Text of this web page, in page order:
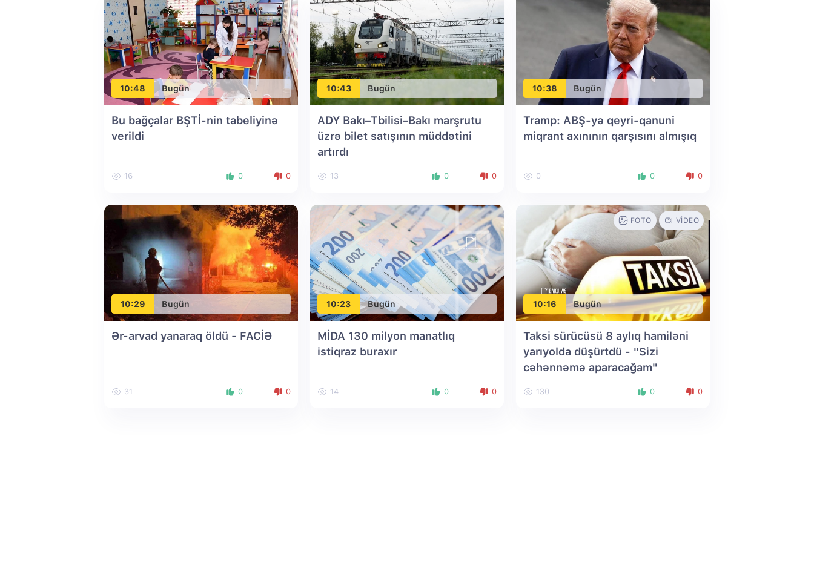
10:48 Bugün
Bu bağçalar BŞTİ-nin tabeliyinə
verildi
16 0 0
10:43 Bugün
ADY Bakı–Tbilisi–Bakı marşrutu
üzrə bilet satışının müddətini
artırdı
13 0 0
10:38 Bugün
Tramp: ABŞ-yə qeyri-qanuni
miqrant axınının qarşısını almışıq
0 0 0
10:29 Bugün
Ər-arvad yanaraq öldü - FACİƏ
31 0 0
10:23 Bugün
MİDA 130 milyon manatlıq
istiqraz buraxır
14 0 0
10:16 Bugün
FOTO VIDEO
Taksi sürücüsü 8 aylıq hamiləni
yarıyolda düşürtdü - "Sizi
cəhənnəmə aparacağam"
130 0 0